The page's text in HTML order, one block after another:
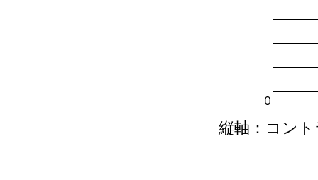
縦軸：コン